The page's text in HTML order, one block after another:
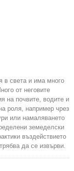
в света и има много
от неговите
на почвите, водите и
роля, например чрез
или намаляването
земеделски
въздействието
да се извърви.